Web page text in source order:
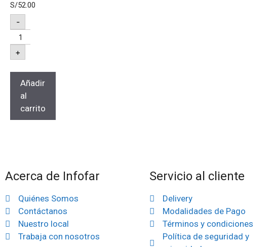
S/52.00
-
+
Añadir
al
carrito
Acerca de Infofar
Quiénes Somos
Contáctanos
Nuestro local
Trabaja con nosotros
Servicio al cliente
Delivery
Modalidades de Pago
Términos y condiciones
Política de seguridad y